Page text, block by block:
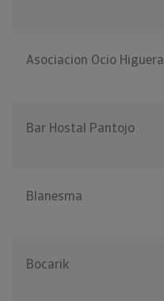
Asociacion Ocio Higuera
Bar Hostal Pantojo
Blanesma
Bocarik